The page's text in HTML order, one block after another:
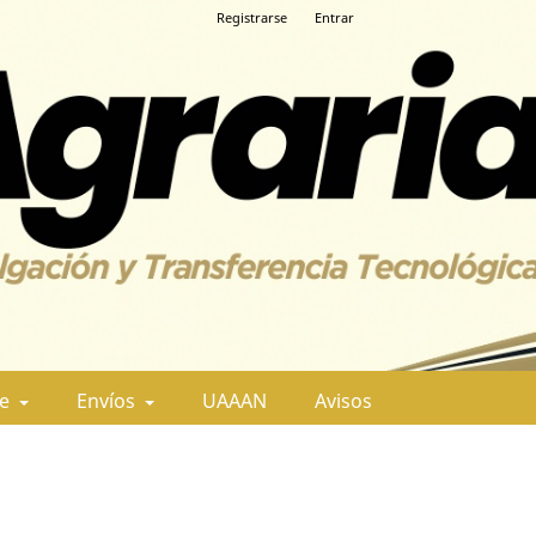
Envíos UAAAN Avisos
Registrarse Entrar